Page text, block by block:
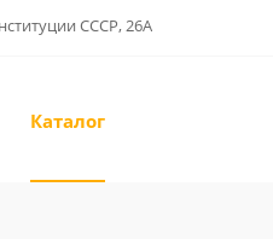
СССР, 26А
Каталог